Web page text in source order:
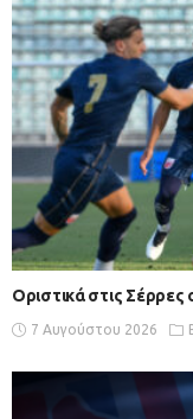
Οριστικά στις
7 Αυγούστου 2026